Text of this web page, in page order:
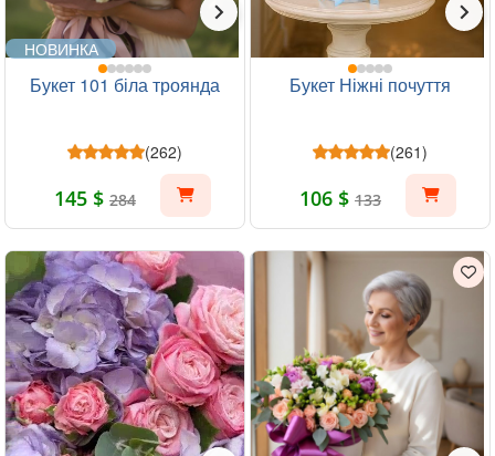
НОВИНКА
Букет 101 біла троянда
(262)
145 $ 284
Букет Ніжні почуття
(261)
106 $ 133